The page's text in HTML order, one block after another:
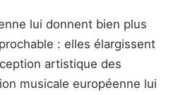
lui donnent bien plus
: elles élargissent
artistique des
musicale européenne lui